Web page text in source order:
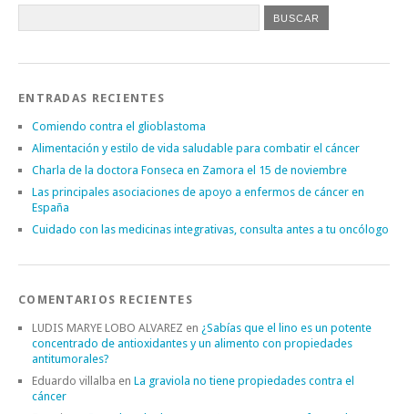
ENTRADAS RECIENTES
Comiendo contra el glioblastoma
Alimentación y estilo de vida saludable para combatir el cáncer
Charla de la doctora Fonseca en Zamora el 15 de noviembre
Las principales asociaciones de apoyo a enfermos de cáncer en
España
Cuidado con las medicinas integrativas, consulta antes a tu oncólogo
COMENTARIOS RECIENTES
LUDIS MARYE LOBO ALVAREZ en ¿Sabías que el lino es un potente
concentrado de antioxidantes y un alimento con propiedades
antitumorales?
Eduardo villalba en La graviola no tiene propiedades contra el
cáncer